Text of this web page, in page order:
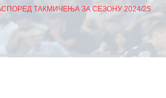
ТАКМИЧЕЊА ЗА СЕЗОНУ 2024/25